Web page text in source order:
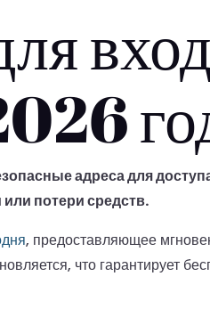
адреса для
потери средств.
, предоставляющее
что гарантирует